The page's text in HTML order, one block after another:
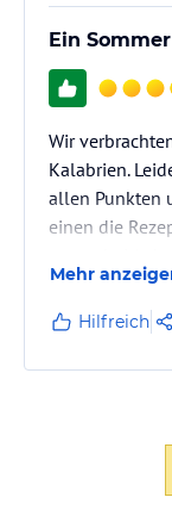
Ein
Wir
Kalabrien.
allen Punkten
einen die
Nachfrage
anderen den
bis auf wenige
Mehr
Hilfreich